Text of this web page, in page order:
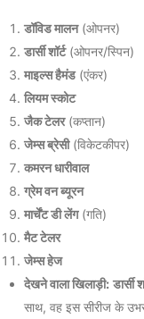
डॉविड मालन(ओपनर)
डार्सी शॉर्ट(ओपनर/स्पिन)
माइल्स हैमंड(एंकर)
लियम स्कोट
जैक टेलर(कप्तान)
जेम्स ब्रेसी(विकेटकीपर)
कमरन धारीवाल
ग्रेम वन ब्यूरन
मार्चेंट डी लेंग(गति)
मैट टेलर
जेम्स हेज
देखने वाला खिलाड़ी: डार्सी
साथ, वह इस सीरीज के